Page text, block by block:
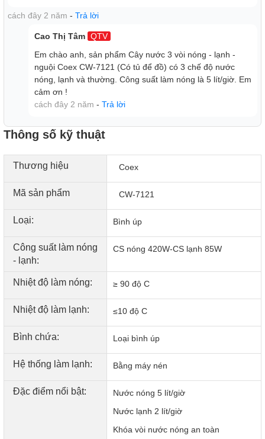
cách đây 2 năm - Trả lời
Cao Thị Tâm QTV
Em chào anh, sản phẩm Cây nước 3 vòi nóng - lạnh -
nguội Coex CW-7121 (Có tủ để đồ) có 3 chế độ nước
nóng, lạnh và thường. Công suất làm nóng là 5 lít/giờ. Em
cảm ơn !
cách đây 2 năm - Trả lời
Thông số kỹ thuật
Thương hiệu Coex
Mã sản phẩm CW-7121
Loại: Bình úp
Công suất làm nóng
- lạnh:
CS nóng 420W-CS lạnh 85W
Nhiệt độ làm nóng: ≥ 90 độ C
Nhiệt độ làm lạnh: ≤10 độ C
Bình chứa: Loại bình úp
Hệ thống làm lạnh: Bằng máy nén
Đặc điểm nổi bật:
Nước nóng 5 lít/giờ
Nước lạnh 2 lít/giờ
Khóa vòi nước nóng an toàn